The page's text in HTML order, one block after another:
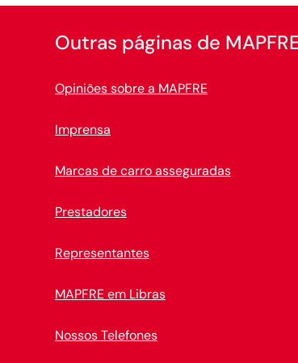
Outras páginas de
Opiniões sobre a MAPFRE
Imprensa
Marcas de carro asseguradas
Prestadores
Representantes
MAPFRE em Libras
Nossos Telefones